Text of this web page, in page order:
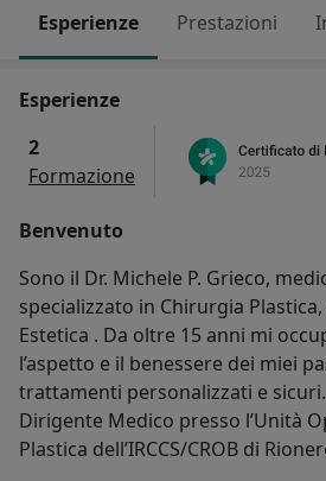
Esperienze Prestazioni
Esperienze
2
Formazione
Benvenuto
Sono il Dr. Michele P. Grieco,
specializzato in Chirurgia
Estetica . Da oltre 15 anni mi
l’aspetto e il benessere dei miei
trattamenti personalizzati e
Dirigente Medico presso l’Unità
Plastica dell’IRCCS/CROB di